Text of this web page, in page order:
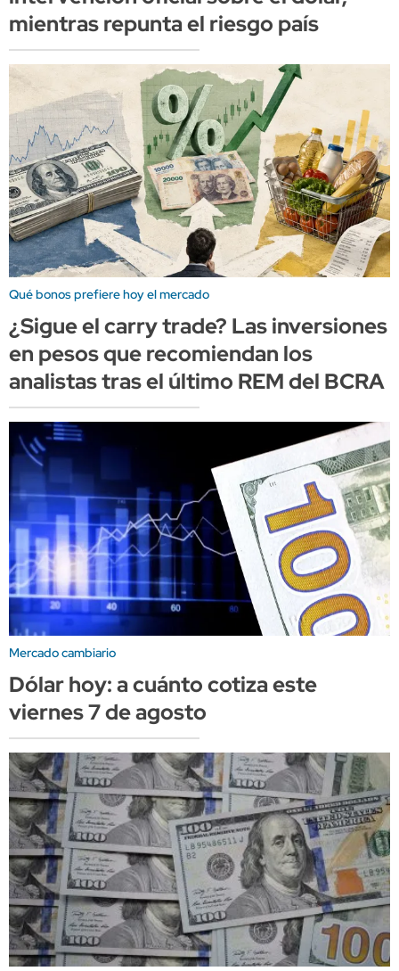
mientras repunta el riesgo país
Qué bonos prefiere hoy el mercado
¿Sigue el carry trade? Las inversiones
en pesos que recomiendan los
analistas tras el último REM del BCRA
Mercado cambiario
Dólar hoy: a cuánto cotiza este
viernes 7 de agosto